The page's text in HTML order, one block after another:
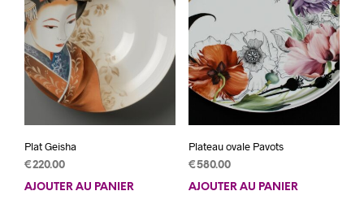
Plat Geisha
€220.00
AJOUTER AU PANIER
Plateau ovale Pavots
€580.00
AJOUTER AU PANIER